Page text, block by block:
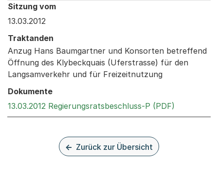
Behandelt an den folgenden Sitzungen: Informationen
Sitzung vom
13.03.2012
Traktanden
Anzug Hans Baumgartner und Konsorten betreffend
Öffnung des Klybeckquais (Uferstrasse) für den
Langsamverkehr und für Freizeitnutzung
Dokumente
13.03.2012 Regierungsratsbeschluss-P (PDF)
Zurück zur Übersicht